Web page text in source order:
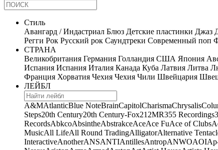
Стиль
Авангард / Индастриал Блюз Детские пластинки Джаз
Регги Рок Русский рок Саундтреки Современный поп
СТРАНА
Великобритания Германия Голландия США Япония
Испания Испания Италия Канада Куба Латвия Литва
Франция Хорватия Чехия Чехия Чили Швейцария
ЛЕЙБЛ
A&MAtlanticBlue NoteBrainCapitolCharismaChrysalis
Steps20th Century20th Century-Fox21 2MR355 Recordings
RecordsAbkcoAbsintheAbstrakceAceAce FuAce of Clubs
MusicAll LifeAll Round TradingAlligatorAlternative
InteractiveAnotherANSANTIAntillesAntropANWOAOI